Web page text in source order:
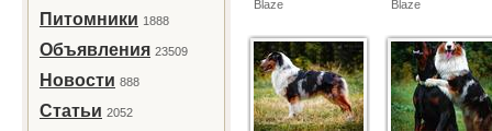
Питомники 1888
Объявления 23509
Новости 888
Статьи 2052
Blaze
Blaze